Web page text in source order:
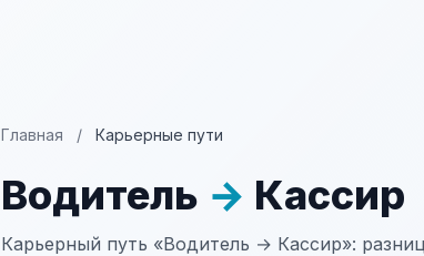
Главная / Карьерные пути
Водитель → Кассир
Карьерный путь «Водитель → Кассир»: